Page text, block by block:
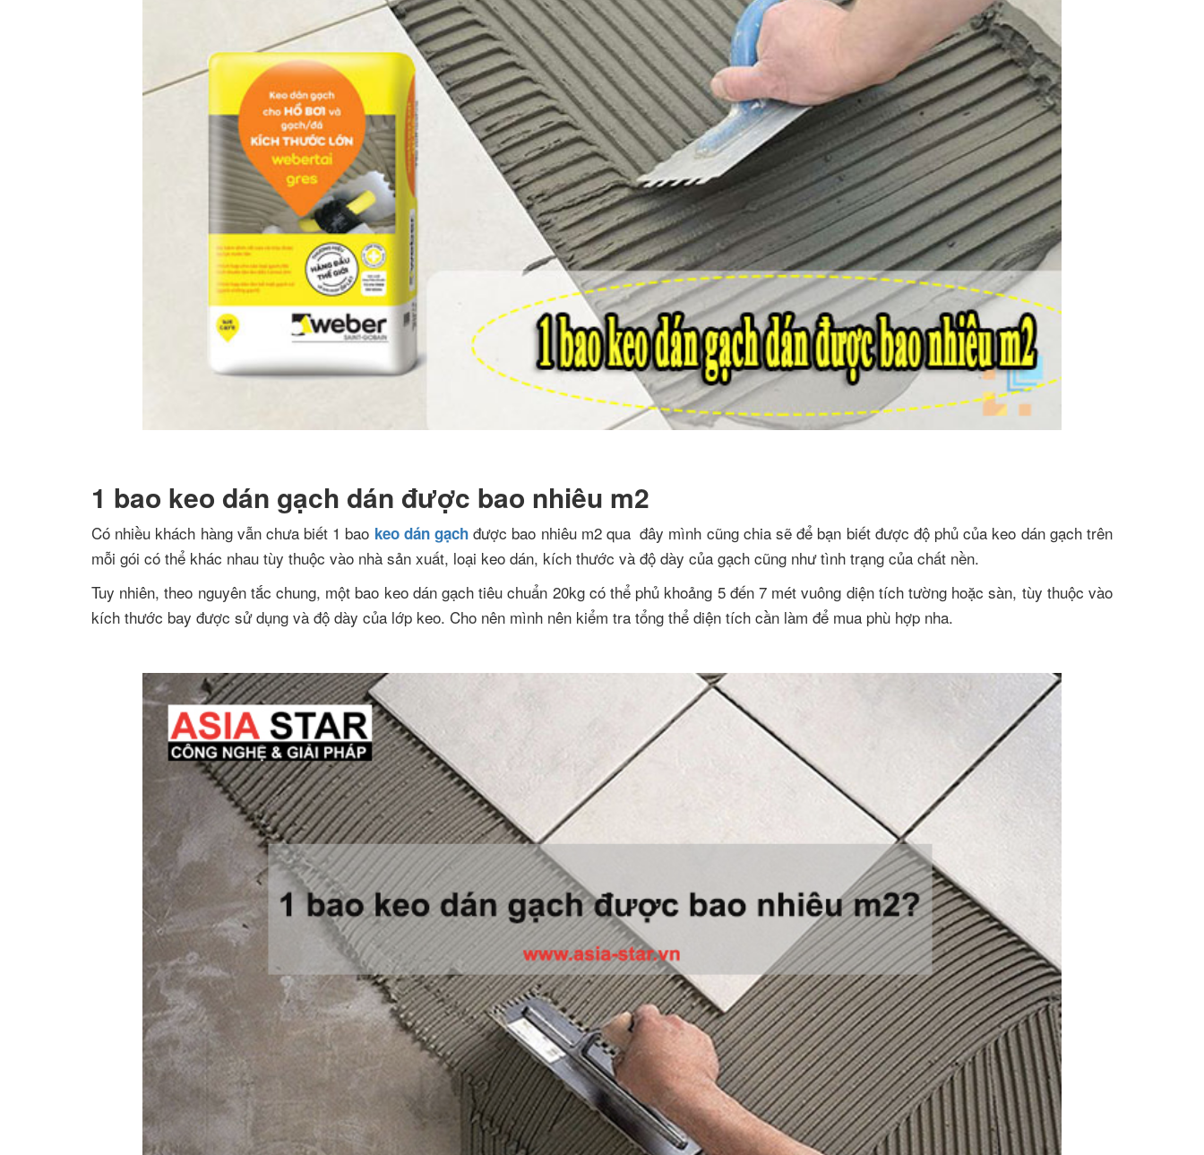
1 bao keo dán gạch dán được bao nhiêu m2
Có nhiều khách hàng vẫn chưa biết 1 bao keo dán gạch được bao nhiêu m2 qua đây mình cũng chia sẽ để bạn biết được độ phủ của keo dán gạch trên
mỗi gói có thể khác nhau tùy thuộc vào nhà sản xuất, loại keo dán, kích thước và độ dày của gạch cũng như tình trạng của chất nền.
Tuy nhiên, theo nguyên tắc chung, một bao keo dán gạch tiêu chuẩn 20kg có thể phủ khoảng 5 đến 7 mét vuông diện tích tường hoặc sàn, tùy thuộc vào
kích thước bay được sử dụng và độ dày của lớp keo. Cho nên mình nên kiểm tra tổng thể diện tích cần làm để mua phù hợp nha.